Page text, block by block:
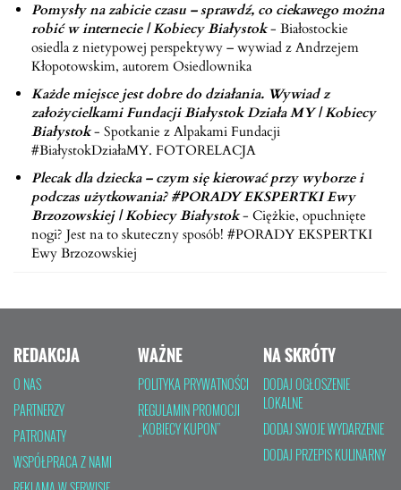
Pomysły na zabicie czasu – sprawdź, co ciekawego można
robić w internecie | Kobiecy Białystok- Białostockie
osiedla z nietypowej perspektywy – wywiad z Andrzejem
Kłopotowskim, autorem Osiedlownika
Każde miejsce jest dobre do działania. Wywiad z
założycielkami Fundacji Białystok Działa MY | Kobiecy
Białystok- Spotkanie z Alpakami Fundacji
#BiałystokDziałaMY. FOTORELACJA
Plecak dla dziecka – czym się kierować przy wyborze i
podczas użytkowania? #PORADY EKSPERTKI Ewy
Brzozowskiej | Kobiecy Białystok- Ciężkie, opuchnięte
nogi? Jest na to skuteczny sposób! #PORADY EKSPERTKI
Ewy Brzozowskiej
REDAKCJA
O NAS
PARTNERZY
PATRONATY
WSPÓŁPRACA Z NAMI
WAŻNE
POLITYKA PRYWATNOŚCI
REGULAMIN PROMOCJI
„KOBIECY KUPON”
NA SKRÓTY
DODAJ OGŁOSZENIE
LOKALNE
DODAJ SWOJE WYDARZENIE
DODAJ PRZEPIS KULINARNY